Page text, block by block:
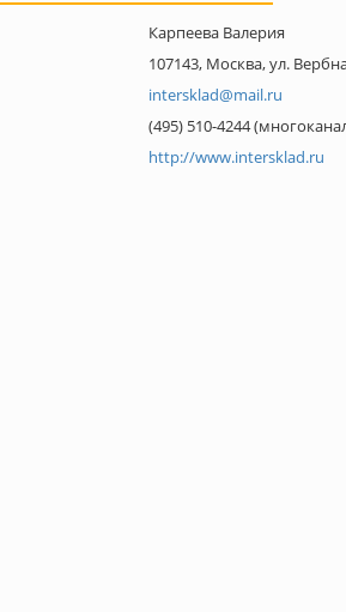
Карпеева Валерия
107143, Москва, ул.
intersklad@mail.ru
(495) 510-4244
http://www.intersklad.ru